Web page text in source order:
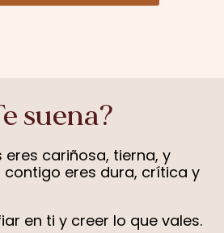
suena?
cariñosa, tierna, y
eres dura, crítica y
en ti y creer lo que vales.